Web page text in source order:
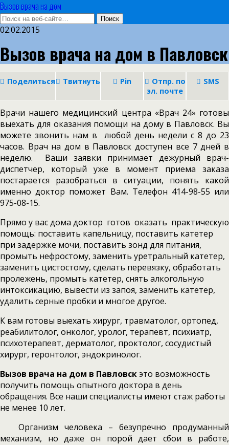
Вызов врача на дом
02.02.2015
Вызов врача на дом в Павловск
Поделиться Твитнуть Pin
Отпр. по
эл. почте
SMS
Врачи нашего медицинский центра «Врач 24» готовы
выехать для оказания помощи на дому в Павловск. Вы
можете звонить нам в любой день недели с 8 до 23
часов. Врач на дом в Павловск доступен все 7 дней в
неделю. Ваши заявки принимает дежурный врач-
диспетчер, который уже в момент приема заказа
постарается разобраться в ситуации, понять какой
именно доктор поможет Вам. Телефон 414-98-55 или
975-08-15.
Прямо у вас дома доктор готов оказать практическую
помощь: поставить капельницу, поставить катетер
при задержке мочи, поставить зонд для питания,
промыть нефростому, заменить уретральный катетер,
заменить цистостому, сделать перевязку, обработать
пролежень, промыть катетер, снять алкогольную
интоксикацию, вывести из запоя, заменить катетер,
удалить серные пробки и многое другое.
К вам готовы выехать хирург, травматолог, ортопед,
реабилитолог, онколог, уролог, терапевт, психиатр,
психотерапевт, дерматолог, проктолог, сосудистый
хирург, геронтолог, эндокринолог.
Вызов врача на дом в Павловскэто возможность
получить помощь опытного доктора в день
обращения. Все наши специалисты имеют стаж работы
не менее 10 лет.
Организм человека – безупречно продуманный
механизм, но даже он порой дает сбои в работе,